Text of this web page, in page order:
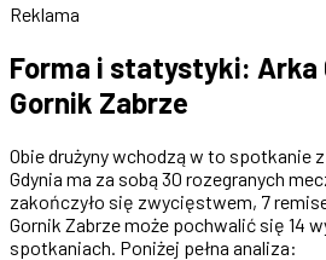
Reklama
Forma i statystyki: Arka
Gornik Zabrze
Obie drużyny wchodzą w to spotkanie
Gdynia ma za sobą 30 rozegranych
zakończyło się zwycięstwem, 7
Gornik Zabrze może pochwalić się 14
spotkaniach. Poniżej pełna analiza: